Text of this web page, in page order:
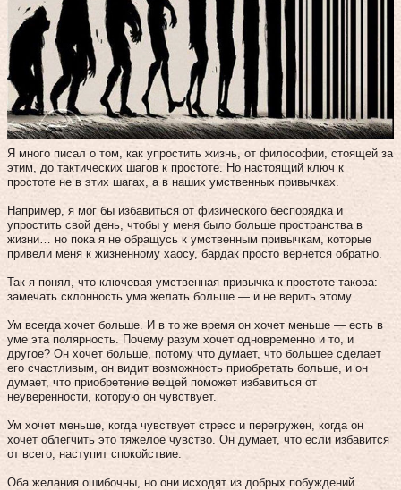
Я много писал о том, как упростить жизнь, от философии, стоящей за
этим, до тактических шагов к простоте. Но настоящий ключ к
простоте не в этих шагах, а в наших умственных привычках.
Например, я мог бы избавиться от физического беспорядка и
упростить свой день, чтобы у меня было больше пространства в
жизни… но пока я не обращусь к умственным привычкам, которые
привели меня к жизненному хаосу, бардак просто вернется обратно.
Так я понял, что ключевая умственная привычка к простоте такова:
замечать склонность ума желать больше — и не верить этому.
Ум всегда хочет больше. И в то же время он хочет меньше — есть в
уме эта полярность. Почему разум хочет одновременно и то, и
другое? Он хочет больше, потому что думает, что большее сделает
его счастливым, он видит возможность приобретать больше, и он
думает, что приобретение вещей поможет избавиться от
неуверенности, которую он чувствует.
Ум хочет меньше, когда чувствует стресс и перегружен, когда он
хочет облегчить это тяжелое чувство. Он думает, что если избавится
от всего, наступит спокойствие.
Оба желания ошибочны, но они исходят из добрых побуждений.